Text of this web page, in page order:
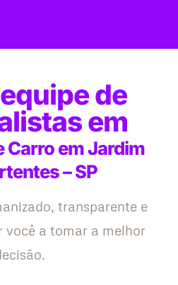
de
em
Carro em Jardim
– SP
transparente e
você a tomar a melhor